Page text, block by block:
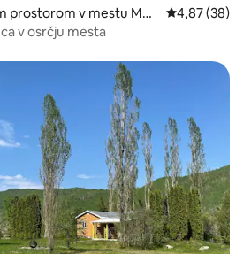
prostorom v mestu Mur
Povprečna
4,87 (38)
v osrčju mesta